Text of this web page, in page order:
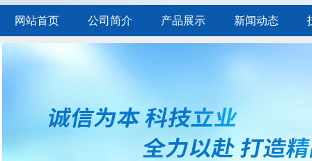
网站首页 公司简介 产品展示 新闻动态